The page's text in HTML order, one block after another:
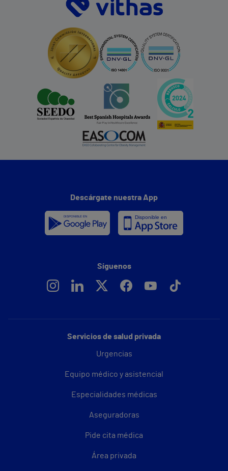
Servicios de salud privada
Urgencias
Equipo médico y asistencial
Especialidades médicas
Aseguradoras
Pide cita médica
Área privada
Descárgate nuestra App
Síguenos